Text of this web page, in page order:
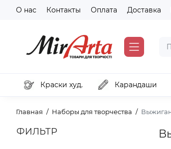
О нас Контакты Оплата Доставка
Краски худ. Карандаши
Главная Наборы для творчества
ФИЛЬТР